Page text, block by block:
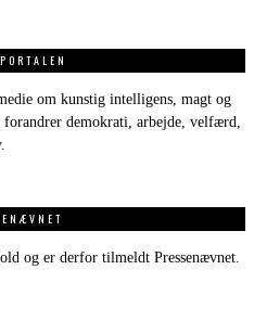
om kunstig intelligens, magt og
demokrati, arbejde, velfærd,
og er derfor tilmeldt Pressenævnet.